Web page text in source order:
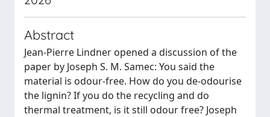
Abstract
Jean-Pierre Lindner opened a discussion of the
paper by Joseph S. M. Samec: You said the
material is odour-free. How do you de-odourise
the lignin? If you do the recycling and do
thermal treatment, is it still odour free? Joseph